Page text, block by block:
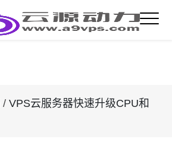
/ VPS云服务器快速升级CPU和